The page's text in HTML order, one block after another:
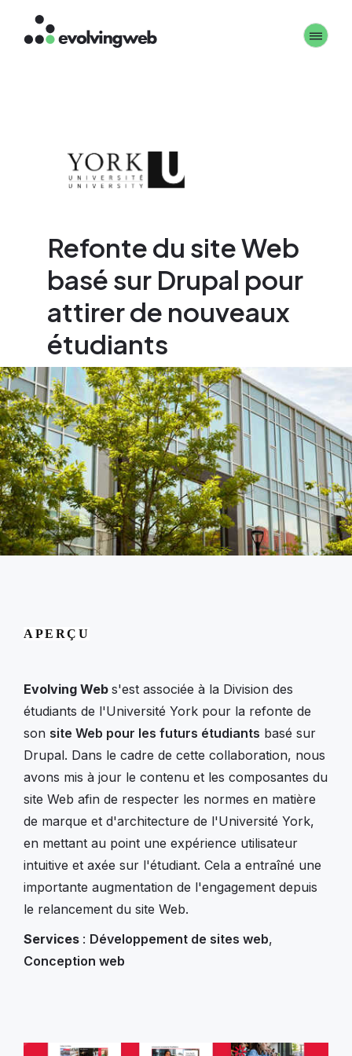
Aller
Refonte du site Web
basé sur Drupal pour
attirer de nouveaux
étudiants
APERÇU
Evolving Web s'est associée à la Division des
étudiants de l'Université York pour la refonte de
son site Web pour les futurs étudiants basé sur
Drupal. Dans le cadre de cette collaboration, nous
avons mis à jour le contenu et les composantes du
site Web afin de respecter les normes en matière
de marque et d'architecture de l'Université York,
en mettant au point une expérience utilisateur
intuitive et axée sur l'étudiant. Cela a entraîné une
importante augmentation de l'engagement depuis
le relancement du site Web.
Services : Développement de sites web,
Conception web